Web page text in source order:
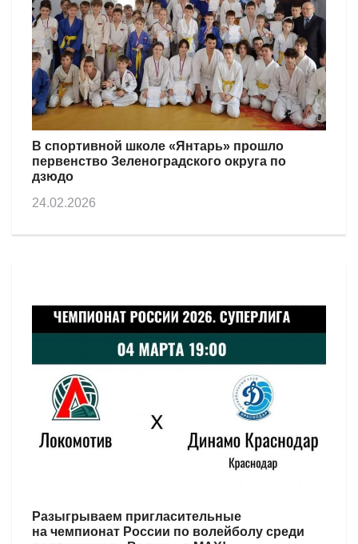
В спортивной школе «Янтарь» прошло
первенство Зеленоградского округа по
дзюдо
24.02.2026
Разыгрываем пригласительные
на чемпионат России по волейболу среди